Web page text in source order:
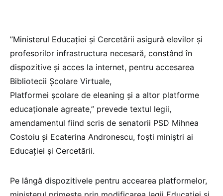
”Ministerul Educației și Cercetării asigură elevilor și
profesorilor infrastructura necesară, constând în
dispozitive și acces la internet, pentru accesarea
Bibliotecii Școlare Virtuale,
Platformei școlare de eleaning și a altor platforme
educaționale agreate,” prevede textul legii,
amendamentul fiind scris de senatorii PSD Mihnea
Costoiu și Ecaterina Andronescu, foști miniștri ai
Educației și Cercetării.
Pe lângă dispozitivele pentru accearea platformelor,